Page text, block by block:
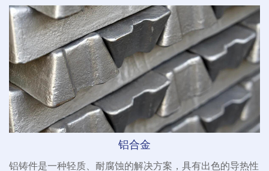
铝合金
铝铸件是一种轻质、耐腐蚀的解决方案，具有出色的导热性